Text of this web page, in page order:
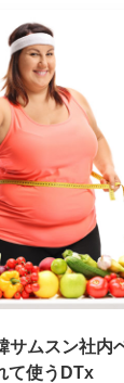
ムスン社内
使うDTx